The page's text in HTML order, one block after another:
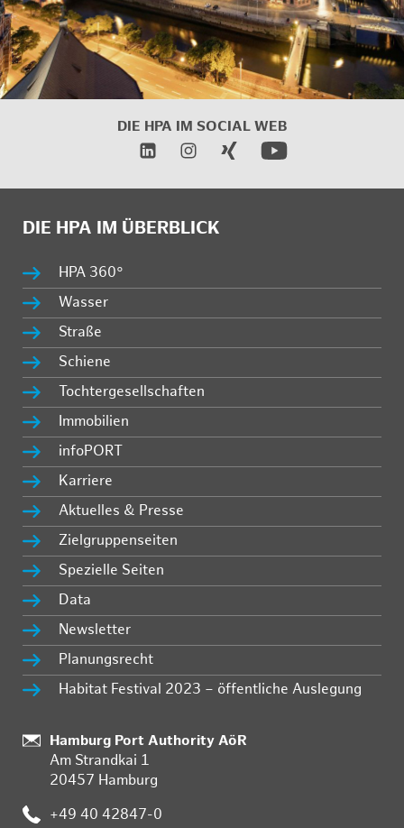
DIE HPA IM SOCIAL WEB
DIE HPA IM ÜBERBLICK
HPA 360°
Wasser
Straße
Schiene
Tochtergesellschaften
Immobilien
infoPORT
Karriere
Aktuelles & Presse
Zielgruppenseiten
Spezielle Seiten
Data
Newsletter
Planungsrecht
Habitat Festival 2023 – öffentliche Auslegung
Standort:
Hamburg Port Authority AöR
Am Strandkai 1
20457 Hamburg
Telefon:
+49 40 42847-0